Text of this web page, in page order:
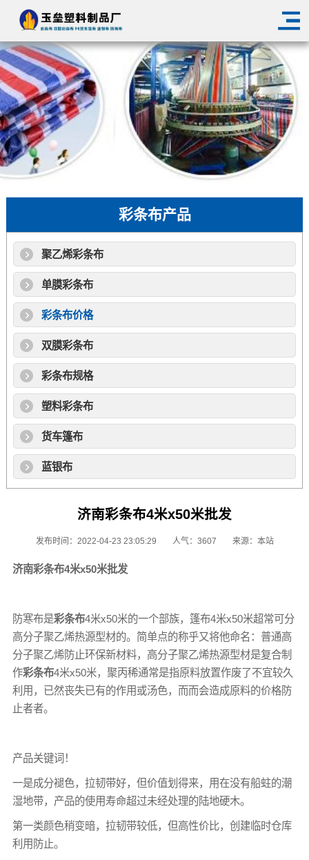
彩条布产品
聚乙烯彩条布
单膜彩条布
彩条布价格
双膜彩条布
彩条布规格
塑料彩条布
货车篷布
蓝银布
济南彩条布4米x50米批发
发布时间：2022-04-23 23:05:29 人气：3607 来源：本站
济南彩条布4米x50米批发
防寒布是彩条布4米x50米的一个部族， 篷布4米x50米超常可分
高分子聚乙烯热源型材的。简单点的称乎又将他命名：普通高
分子聚乙烯防止环保新材料，高分子聚乙烯热源型材是复合制
作彩条布4米x50米，聚丙稀通常是指原料放置作废了不宜较久
利用，已然丧失已有的作用或汤色，而而会造成原料的价格防
止者者。
产品关键词！
一是成分褪色，拉韧带好，但价值划得来，用在没有船蛀的潮
湿地带，产品的使用寿命超过未经处理的陆地硬木。
第一类颜色稍变暗，拉韧带较低，但高性价比，创建临时仓库
利用防止。